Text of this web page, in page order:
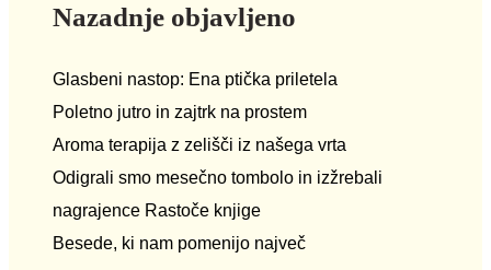
Nazadnje objavljeno
Glasbeni nastop: Ena ptička priletela
Poletno jutro in zajtrk na prostem
Aroma terapija z zelišči iz našega vrta
Odigrali smo mesečno tombolo in izžrebali
nagrajence Rastoče knjige
Besede, ki nam pomenijo največ